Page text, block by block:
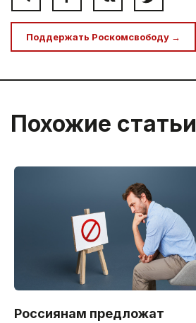
Поддержать Роскомсвободу →
Похожие статьи
Россиянам предложат